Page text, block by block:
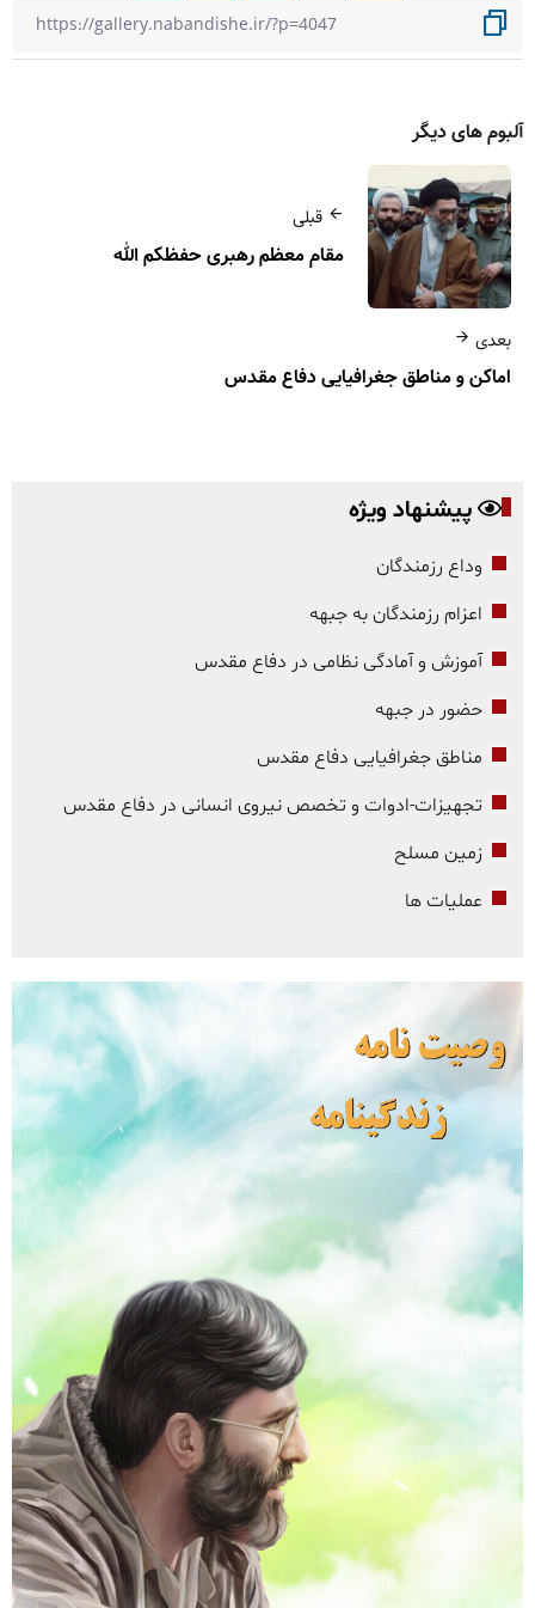
آلبوم های دیگر
قبلی
مقام معظم رهبری حفظکم الله
بعدی
اماکن و مناطق جغرافیایی دفاع مقدس
پیشنهاد ویژه
وداع رزمندگان
اعزام رزمندگان به جبهه
آموزش و آمادگی نظامی در دفاع مقدس
حضور در جبهه
مناطق جغرافیایی دفاع مقدس
تجهیزات-ادوات و تخصص نیروی انسانی در دفاع مقدس
زمین مسلح
عملیات ها